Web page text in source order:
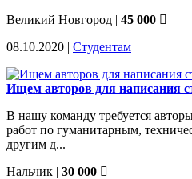
Великий Новгород | 45 000
08.10.2020 | Студентам
Ищем авторов для написания
В нашу команду требуется
работ по гуманитарным,
другим д...
Нальчик | 30 000